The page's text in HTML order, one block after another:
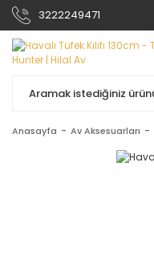
3222249471
Anasayfa Av Aksesuarları